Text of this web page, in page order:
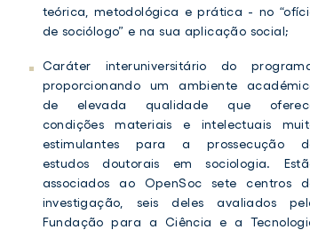
teórica, metodológica e prática - no
de sociólogo” e na sua aplicação social;
Caráter interuniversitário do
proporcionando um ambiente
de elevada qualidade que
condições materiais e intelectuais
estimulantes para a prossecução
estudos doutorais em sociologia.
associados ao OpenSoc sete centros
investigação, seis deles avaliados
Fundação para a Ciência e a